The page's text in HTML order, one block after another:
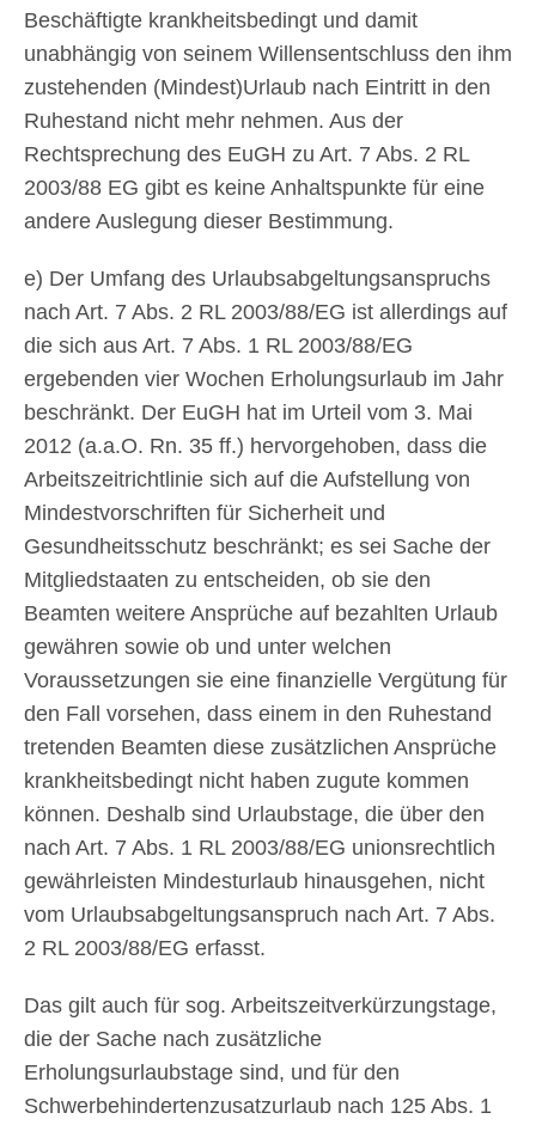
Beschäftigte krankheitsbedingt und damit
unabhängig von seinem Willensentschluss den ihm
zustehenden (Mindest)Urlaub nach Eintritt in den
Ruhestand nicht mehr nehmen. Aus der
Rechtsprechung des EuGH zu Art. 7 Abs. 2 RL
2003/88 EG gibt es keine Anhaltspunkte für eine
andere Auslegung dieser Bestimmung.
e) Der Umfang des Urlaubsabgeltungsanspruchs
nach Art. 7 Abs. 2 RL 2003/88/EG ist allerdings auf
die sich aus Art. 7 Abs. 1 RL 2003/88/EG
ergebenden vier Wochen Erholungsurlaub im Jahr
beschränkt. Der EuGH hat im Urteil vom 3. Mai
2012 (a.a.O. Rn. 35 ff.) hervorgehoben, dass die
Arbeitszeitrichtlinie sich auf die Aufstellung von
Mindestvorschriften für Sicherheit und
Gesundheitsschutz beschränkt; es sei Sache der
Mitgliedstaaten zu entscheiden, ob sie den
Beamten weitere Ansprüche auf bezahlten Urlaub
gewähren sowie ob und unter welchen
Voraussetzungen sie eine finanzielle Vergütung für
den Fall vorsehen, dass einem in den Ruhestand
tretenden Beamten diese zusätzlichen Ansprüche
krankheitsbedingt nicht haben zugute kommen
können. Deshalb sind Urlaubstage, die über den
nach Art. 7 Abs. 1 RL 2003/88/EG unionsrechtlich
gewährleisten Mindesturlaub hinausgehen, nicht
vom Urlaubsabgeltungsanspruch nach Art. 7 Abs.
2 RL 2003/88/EG erfasst.
Das gilt auch für sog. Arbeitszeitverkürzungstage,
die der Sache nach zusätzliche
Erholungsurlaubstage sind, und für den
Schwerbehindertenzusatzurlaub nach 125 Abs. 1